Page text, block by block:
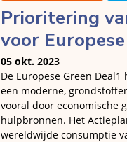
Prioritering
voor
05 okt. 2023
De Europese Green
een moderne,
vooral door economische
hulpbronnen. Het
wereldwijde consumptie